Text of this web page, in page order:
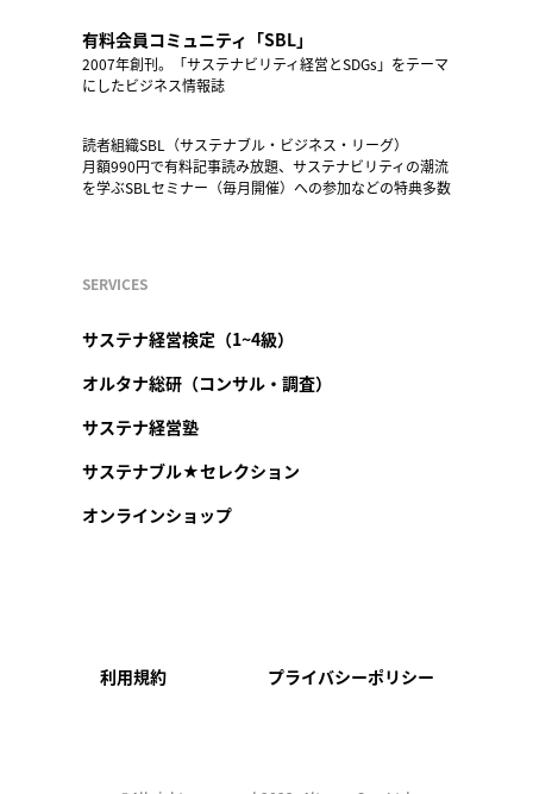
有料会員コミュニティ「SBL」
2007年創刊。「サステナビリティ経営とSDGs」をテーマ
にしたビジネス情報誌
読者組織SBL（サステナブル・ビジネス・リーグ）
月額990円で有料記事読み放題、サステナビリティの潮流
を学ぶSBLセミナー（毎月開催）への参加などの特典多数
SERVICES
サステナ経営検定（1~4級）
オルタナ総研（コンサル・調査）
サステナ経営塾
サステナブル★セレクション
オンラインショップ
利用規約 プライバシーポリシー